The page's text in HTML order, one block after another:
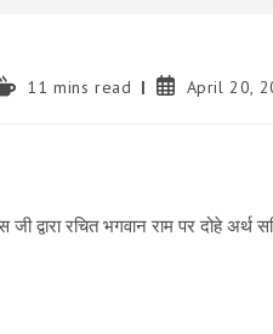
11 mins read
PostApril 20,
द्वारा रचित भगवान राम पर दोहे अर्थ